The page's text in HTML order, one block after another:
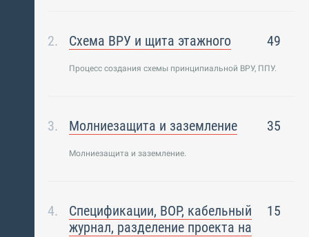
Схема ВРУ и щита этажного 49
Процесс создания схемы принципиальной ВРУ, ППУ.
Молниезащита и заземление 35
Молниезащита и заземление.
Спецификации, ВОР, кабельный
журнал, разделение проекта на
15